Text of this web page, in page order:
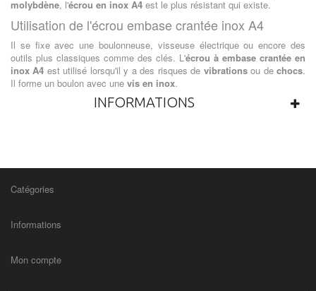
molybdène, l'écrou en inox A4 est le plus résistant qui existe.
Utilisation de l'écrou embase crantée inox A4
Il se fixe avec une boulonneuse, visseuse électrique ou encore des
outils plus classiques comme des clés. L'écrou à embase crantée en
inox A4 est utilisé lorsqu'il y a des risques de vibrationsou dechocs.
Il forme un boulon avec une vis en inox.
INFORMATIONS
Catégories
Informations
Mon compte